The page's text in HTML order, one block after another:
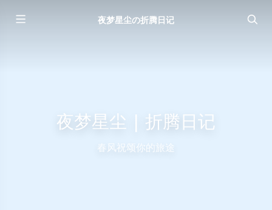
夜梦星尘の折腾日记
夜梦星尘 | 折腾日记
春风祝颂你的旅途